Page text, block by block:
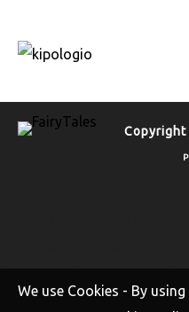
Copyright
[timestamp]&rtu=-1 http://
sys.com/serving/adServer.bs?
We use Cookies - By